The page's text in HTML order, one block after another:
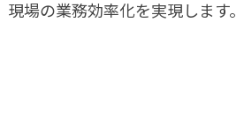
場の業務効率化を実現します。